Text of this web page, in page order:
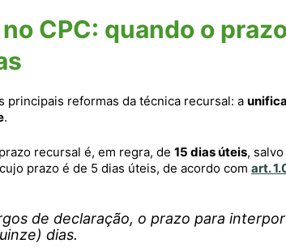
CPC: quando o
principais reformas da técnica recursal: a
.
recursal é, em regra, de 15 dias úteis,
prazo é de 5 dias úteis, de acordo com art.
de declaração, o prazo para
dias.